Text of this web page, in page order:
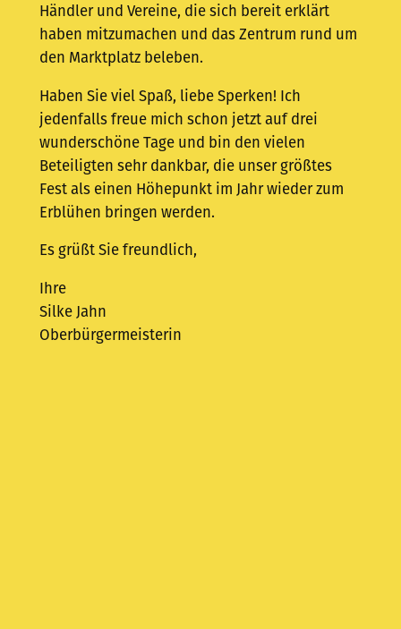
Händler und Vereine, die sich bereit erklärt
haben mitzumachen und das Zentrum rund um
den Marktplatz beleben.
Haben Sie viel Spaß, liebe Sperken! Ich
jedenfalls freue mich schon jetzt auf drei
wunderschöne Tage und bin den vielen
Beteiligten sehr dankbar, die unser größtes
Fest als einen Höhepunkt im Jahr wieder zum
Erblühen bringen werden.
Es grüßt Sie freundlich,
Ihre
Silke Jahn
Oberbürgermeisterin